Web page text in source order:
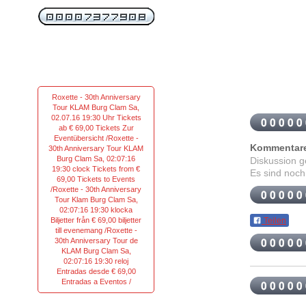
Diskussion
Es sind
Teilen
Roxette - 30th Anniversary
Tour KLAM Burg Clam Sa,
02.07.16 19:30 Uhr Tickets
ab € 69,00 Tickets Zur
Eventübersicht /Roxette -
30th Anniversary Tour KLAM
Burg Clam Sa, 02:07:16
19:30 clock Tickets from €
69,00 Tickets to Events
/Roxette - 30th Anniversary
Tour Klam Burg Clam Sa,
02:07:16 19:30 klocka
Biljetter från € 69,00 biljetter
till evenemang /Roxette -
30th Anniversary Tour de
KLAM Burg Clam Sa,
02:07:16 19:30 reloj
Entradas desde € 69,00
Entradas a Eventos /